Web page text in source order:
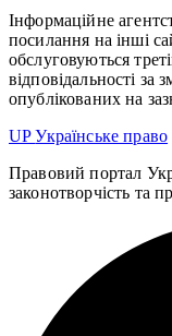
Інформаційне
посилання на інші
обслуговуються
відповідальності за
опублікованих на
UPУкраїнське право
Правовий портал
законотворчість та